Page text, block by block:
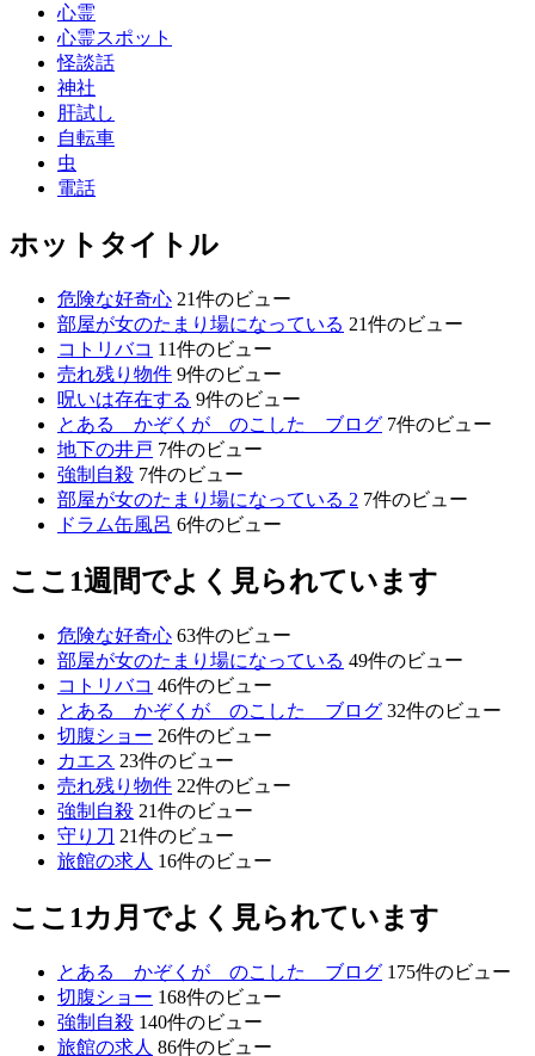
心霊
心霊スポット
怪談話
神社
肝試し
自転車
虫
電話
ホットタイトル
危険な好奇心 21件のビュー
部屋が女のたまり場になっている 21件のビュー
コトリバコ 11件のビュー
売れ残り物件 9件のビュー
呪いは存在する 9件のビュー
とある かぞくが のこした ブログ 7件のビュー
地下の井戸 7件のビュー
強制自殺 7件のビュー
部屋が女のたまり場になっている 2 7件のビュー
ドラム缶風呂 6件のビュー
ここ1週間でよく見られています
危険な好奇心 63件のビュー
部屋が女のたまり場になっている 49件のビュー
コトリバコ 46件のビュー
とある かぞくが のこした ブログ 32件のビュー
切腹ショー 26件のビュー
カエス 23件のビュー
売れ残り物件 22件のビュー
強制自殺 21件のビュー
守り刀 21件のビュー
旅館の求人 16件のビュー
ここ1カ月でよく見られています
とある かぞくが のこした ブログ 175件のビュー
切腹ショー 168件のビュー
強制自殺 140件のビュー
旅館の求人 86件のビュー